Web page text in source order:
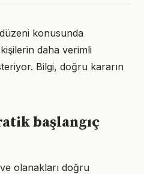
konusunda
daha verimli
Bilgi, doğru kararın
başlangıç
olanakları doğru